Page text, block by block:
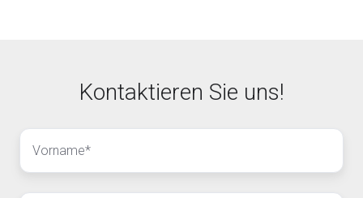
Kontaktieren Sie uns!